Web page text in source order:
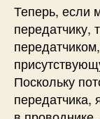
Теперь, если
передатчику,
Поскольку
передатчика,